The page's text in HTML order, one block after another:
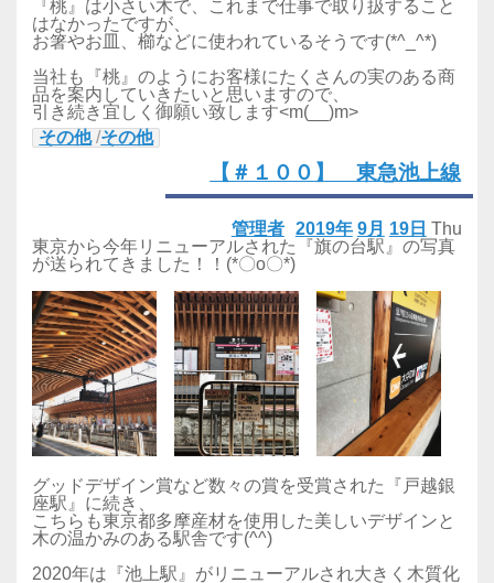
『桃』は小さい木で、これまで仕事で取り扱すること
はなかったですが、
お箸やお皿、櫛などに使われているそうです(*^_^*)
当社も『桃』のようにお客様にたくさんの実のある商
品を案内していきたいと思いますので、
引き続き宜しく御願い致します<m(__)m>
その他/その他
【＃１００】 東急池上線
2019年 9月 19日 Thu
管理者
東京から今年リニューアルされた『旗の台駅』の写真
が送られてきました！！(*〇o〇*)
グッドデザイン賞など数々の賞を受賞された『戸越銀
座駅』に続き、
こちらも東京都多摩産材を使用した美しいデザインと
木の温かみのある駅舎です(^^)
2020年は『池上駅』がリニューアルされ大きく木質化